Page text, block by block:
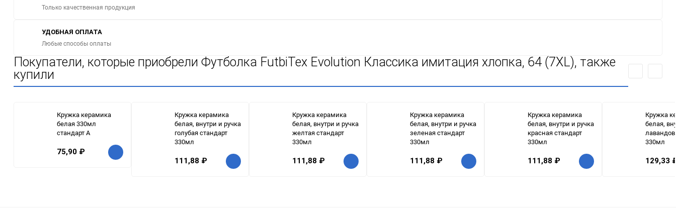
Только качественная продукция
УДОБНАЯ ОПЛАТА
Любые способы оплаты
Покупатели, которые приобрели Футболка FutbiTex Evolution Классика имитация хлопка, 64 (7XL), также
купили
Кружка керамика
белая 330мл
стандарт A
75,90 ₽
Кружка керамика
белая, внутри и ручка
голубая стандарт
330мл
111,88 ₽
Кружка керамика
белая, внутри и ручка
желтая стандарт
330мл
111,88 ₽
Кружка керамика
белая, внутри и ручка
зеленая стандарт
330мл
111,88 ₽
Кружка керамика
белая, внутри и ручка
красная стандарт
330мл
111,88 ₽
Кружка
белая,
330мл
129,33